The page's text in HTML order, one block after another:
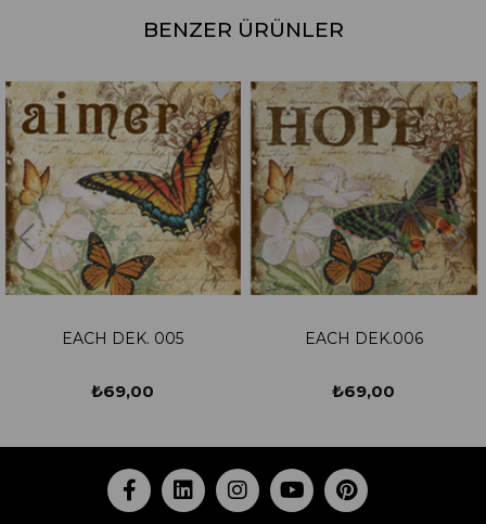
BENZER ÜRÜNLER
EACH DEK. 005
₺69,00
EACH DEK.006
₺69,00